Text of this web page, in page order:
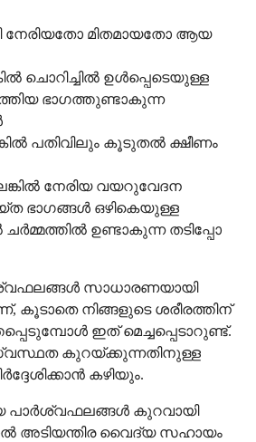
നേരിയതോ മിതമായതോ ആയ
ചൊറിച്ചിൽ ഉൾപ്പെടെയുള്ള
ഭാഗത്തുണ്ടാകുന്ന
പതിവിലും കൂടുതൽ ക്ഷീണം
നേരിയ വയറുവേദന
ഭാഗങ്ങൾ ഒഴികെയുള്ള
ചർമ്മത്തിൽ ഉണ്ടാകുന്ന തടിപ്പോ
സാധാരണയായി
കൂടാതെ നിങ്ങളുടെ ശരീരത്തിന്
ഇത് മെച്ചപ്പെടാറുണ്ട്.
കുറയ്ക്കുന്നതിനുള്ള
കഴിയും.
കുറവായി
അടിയന്തിര വൈദ്യ സഹായം